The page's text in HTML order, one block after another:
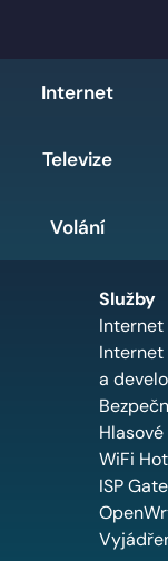
Internet
Televize
Volání
Služby
Internet
a
WiFi
ISP